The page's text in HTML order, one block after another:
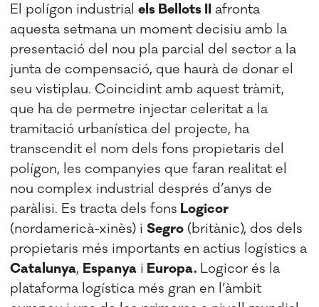
El polígon industrialels Bellots II afronta
aquesta setmana un moment decisiu amb la
presentació del nou pla parcial del sector a la
junta de compensació, que haurà de donar el
seu vistiplau. Coincidint amb aquest tràmit,
que ha de permetre injectar celeritat a la
tramitació urbanística del projecte, ha
transcendit el nom dels fons propietaris del
polígon, les companyies que faran realitat el
nou complex industrial després d’anys de
paràlisi. Es tracta dels fons Logicor
(nordamericà-xinès) iSegro (britànic), dos dels
propietaris més importants en actius logístics a
Catalunya, Espanya i Europa. Logicor és la
plataforma logística més gran en l’àmbit